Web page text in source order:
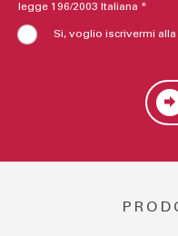
legge 196/2003 Italiana *
Sì, voglio iscrivermi